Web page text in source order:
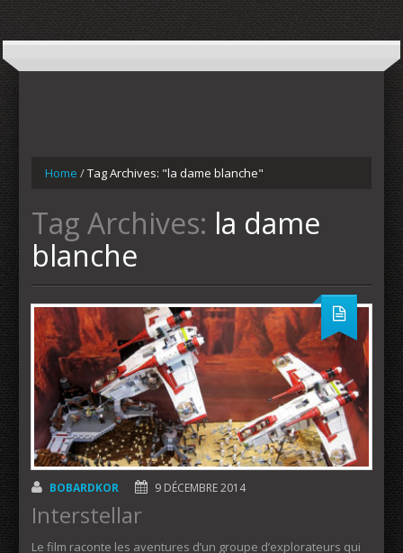
Home /Tag Archives: "la dame blanche"
Tag Archives: la dame
blanche
BOBARDKOR 9 DÉCEMBRE 2014
Interstellar
Le film raconte les aventures d’un groupe d’explorateurs qui